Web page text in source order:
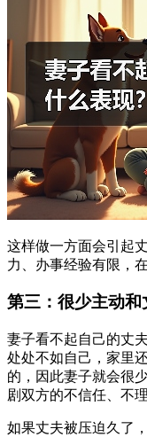
这样做一方面会引起
力、办事经验有限，
第三：很少主动和
妻子看不起自己的丈
处处不如自己，家里
的，因此妻子就会很
剧双方的不信任、不
如果丈夫被压迫久了